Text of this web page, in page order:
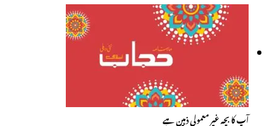
آپ کا بچہ غیر معمولی ذہین ہے